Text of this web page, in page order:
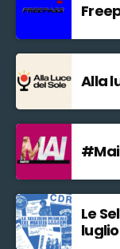
Alla
Le